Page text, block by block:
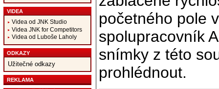
VIDEA
Videa od JNK Studio
Videa JNK for Competitors
Videa od Luboše Laholy
ODKAZY
Užitečné odkazy
REKLAMA
početného pole
spolupracovník
snímky z této
prohlédnout.